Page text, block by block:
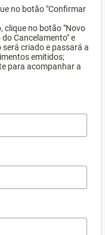
no botão "Confirmar
clique no botão "Novo
Cancelamento" e
será criado e passará a
emitidos;
para acompanhar a